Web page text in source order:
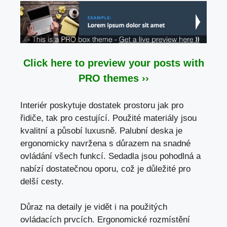
Click here to preview your posts with
PRO themes ››
Interiér poskytuje dostatek prostoru jak pro
řidiče, tak pro cestující. Použité materiály jsou
kvalitní a působí luxusně. Palubní deska je
ergonomicky navržena s důrazem na snadné
ovládání všech funkcí. Sedadla jsou pohodlná a
nabízí dostatečnou oporu, což je důležité pro
delší cesty.
Důraz na detaily je vidět i na použitých
ovládacích prvcích. Ergonomické rozmístění